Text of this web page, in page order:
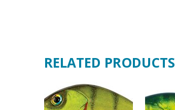
RELATED PRODUCTS